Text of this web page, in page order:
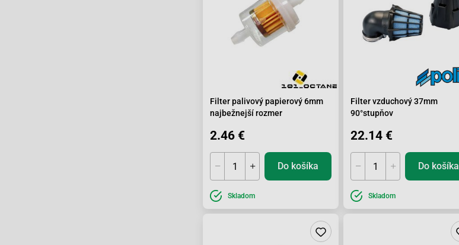
Filter palivový papierový 6mm
najbežnejší rozmer
2.46 €
Do košíka
Skladom
Filter vzduchový 37mm
90°stupňov
22.14 €
Do košíka
Skladom